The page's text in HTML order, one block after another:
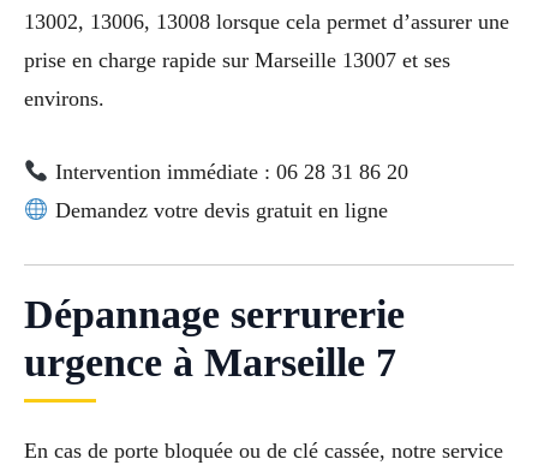
13002, 13006, 13008 lorsque cela permet d’assurer une
prise en charge rapide sur Marseille 13007 et ses
environs.
Intervention immédiate : 06 28 31 86 20
Demandez votre devis gratuit en ligne
Dépannage serrurerie
urgence à Marseille 7
En cas de porte bloquée ou de clé cassée, notre service